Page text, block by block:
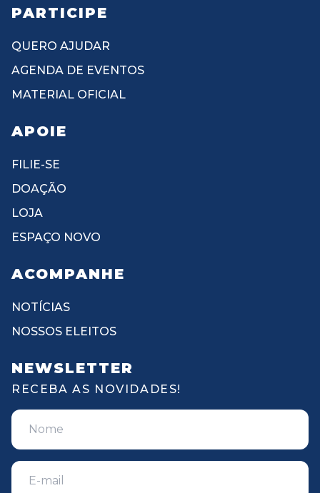
PARTICIPE
QUERO AJUDAR
AGENDA DE EVENTOS
MATERIAL OFICIAL
APOIE
FILIE-SE
DOAÇÃO
LOJA
ESPAÇO NOVO
ACOMPANHE
NOTÍCIAS
NOSSOS ELEITOS
NEWSLETTER
RECEBA AS NOVIDADES!